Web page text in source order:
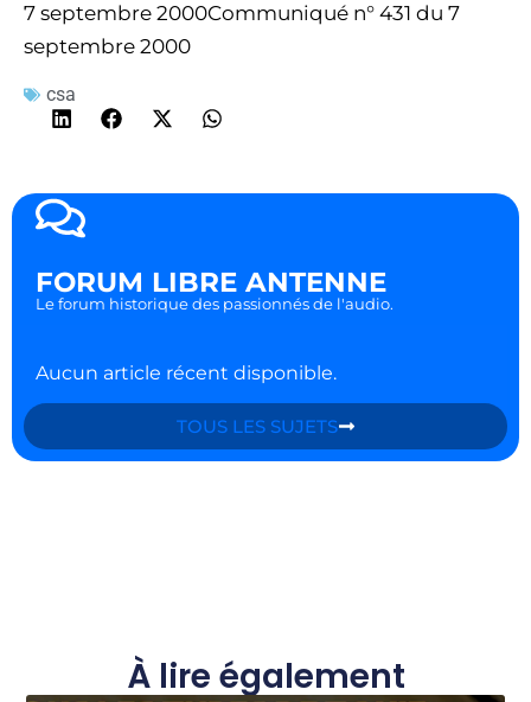
7 septembre 2000Communiqué n° 431 du 7
septembre 2000
csa
FORUM LIBRE ANTENNE
Le forum historique des passionnés de l'audio.
Aucun article récent disponible.
TOUS LES SUJETS
À lire également